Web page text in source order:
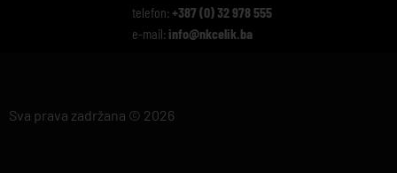
telefon: +387 (0) 32 978 555
e-mail: info@nkcelik.ba
Sva prava zadržana © 2026